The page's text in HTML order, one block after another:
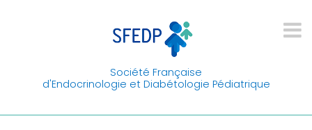
Société Française
d'Endocrinologie et Diabétologie Pédiatrique